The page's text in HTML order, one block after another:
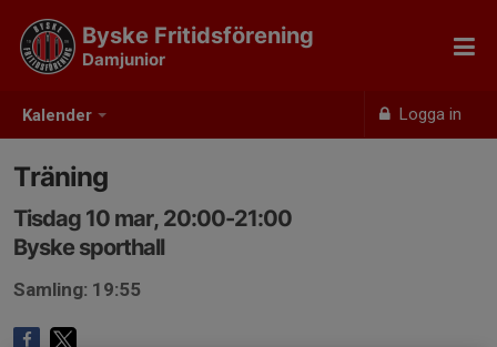
Kalender Logga in
Byske Fritidsförening
Damjunior
Träning
Tisdag 10 mar, 20:00-21:00
Byske sporthall
Samling: 19:55